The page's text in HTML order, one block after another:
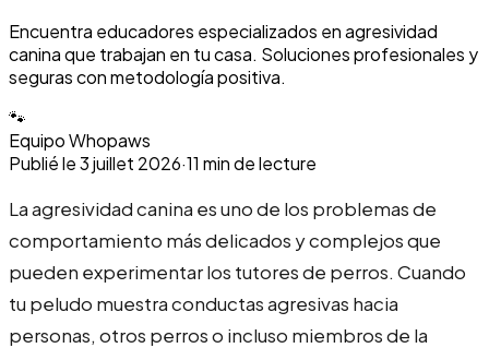
Encuentra educadores especializados en agresividad
canina que trabajan en tu casa. Soluciones profesionales y
seguras con metodología positiva.
🐾
Equipo Whopaws
Publié le3 juillet 2026·11 min de lecture
La agresividad canina es uno de los problemas de
comportamiento más delicados y complejos que
pueden experimentar los tutores de perros. Cuando
tu peludo muestra conductas agresivas hacia
personas, otros perros o incluso miembros de la